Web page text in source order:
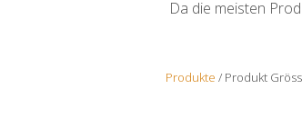
Da die meisten
Produkte / Produkt